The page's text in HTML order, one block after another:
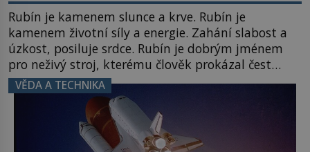
Rubín je kamenem slunce a krve. Rubín je
kamenem životní síly a energie. Zahání slabost a
úzkost, posiluje srdce. Rubín je dobrým jménem
pro neživý stroj, kterému člověk prokázal čest
nezmizet v tavicí peci a našel mu místo
k poslednímu odpočinku. Je druhá polovina 50. let
minulého století. Nálože spočítány, umístěny a
odpáleny. Trup ponorky nabírá vodu […]
VĚDA A TECHNIKA